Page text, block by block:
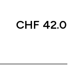
CHF 42.00‎